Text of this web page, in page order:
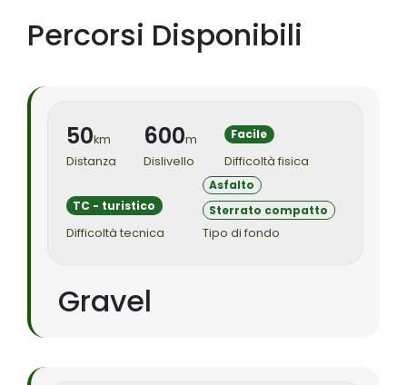
Percorsi Disponibili
50km
Distanza
600m
Dislivello
Facile
Difficoltà fisica
TC - turistico
Difficoltà tecnica
Asfalto
Sterrato compatto
Tipo di fondo
Gravel